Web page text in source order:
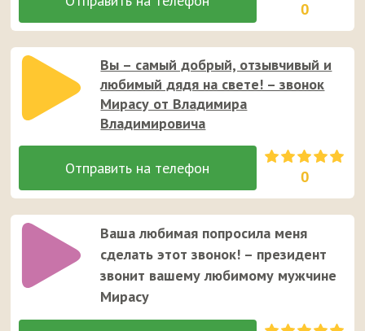
0
Вы – самый добрый, отзывчивый и
любимый дядя на свете! – звонок
Мирасу от Владимира
Владимировича
0
Ваша любимая попросила меня
сделать этот звонок! – президент
звонит вашему любимому мужчине
Мирасу